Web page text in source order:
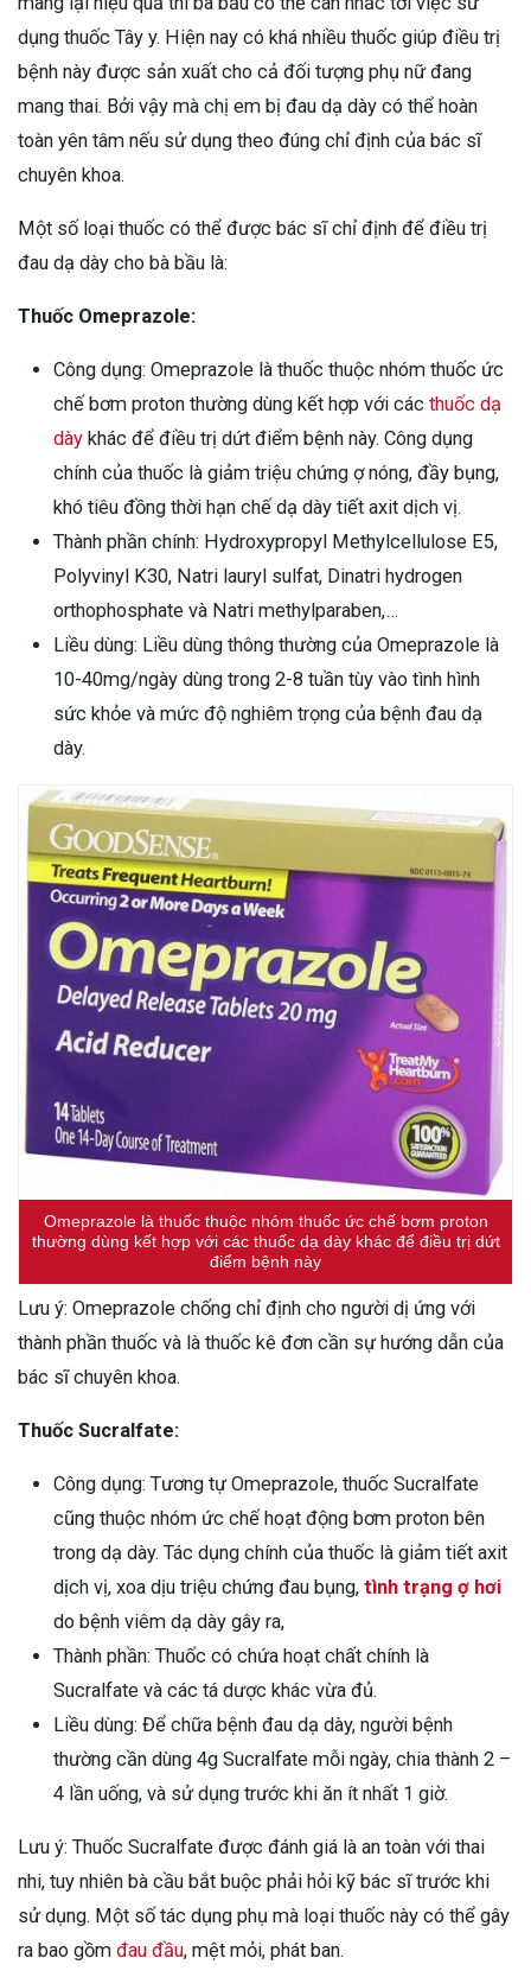
dụng thuốc Tây y. Hiện nay có khá nhiều thuốc giúp điều trị
bệnh này được sản xuất cho cả đối tượng phụ nữ đang
mang thai. Bởi vậy mà chị em bị đau dạ dày có thể hoàn
toàn yên tâm nếu sử dụng theo đúng chỉ định của bác sĩ
chuyên khoa.
Một số loại thuốc có thể được bác sĩ chỉ định để điều trị
đau dạ dày cho bà bầu là:
Thuốc Omeprazole:
Công dụng: Omeprazole là thuốc thuộc nhóm thuốc ức
chế bơm proton thường dùng kết hợp với các thuốc dạ
dày khác để điều trị dứt điểm bệnh này. Công dụng
chính của thuốc là giảm triệu chứng ợ nóng, đầy bụng,
khó tiêu đồng thời hạn chế dạ dày tiết axit dịch vị.
Thành phần chính: Hydroxypropyl Methylcellulose E5,
Polyvinyl K30, Natri lauryl sulfat, Dinatri hydrogen
orthophosphate và Natri methylparaben,…
Liều dùng: Liều dùng thông thường của Omeprazole là
10-40mg/ngày dùng trong 2-8 tuần tùy vào tình hình
sức khỏe và mức độ nghiêm trọng của bệnh đau dạ
dày.
Omeprazole là thuốc thuộc nhóm thuốc ức chế bơm proton
thường dùng kết hợp với các thuốc dạ dày khác để điều trị dứt
điểm bệnh này
Lưu ý: Omeprazole chống chỉ định cho người dị ứng với
thành phần thuốc và là thuốc kê đơn cần sự hướng dẫn của
bác sĩ chuyên khoa.
Thuốc Sucralfate:
Công dụng: Tương tự Omeprazole, thuốc Sucralfate
cũng thuộc nhóm ức chế hoạt động bơm proton bên
trong dạ dày. Tác dụng chính của thuốc là giảm tiết axit
dịch vị, xoa dịu triệu chứng đau bụng, tình trạng ợ hơi
do bệnh viêm dạ dày gây ra,
Thành phần: Thuốc có chứa hoạt chất chính là
Sucralfate và các tá dược khác vừa đủ.
Liều dùng: Để chữa bệnh đau dạ dày, người bệnh
thường cần dùng 4g Sucralfate mỗi ngày, chia thành 2 –
4 lần uống, và sử dụng trước khi ăn ít nhất 1 giờ.
Lưu ý: Thuốc Sucralfate được đánh giá là an toàn với thai
nhi, tuy nhiên bà cầu bắt buộc phải hỏi kỹ bác sĩ trước khi
sử dụng. Một số tác dụng phụ mà loại thuốc này có thể gây
ra bao gồm đau đầu, mệt mỏi, phát ban.